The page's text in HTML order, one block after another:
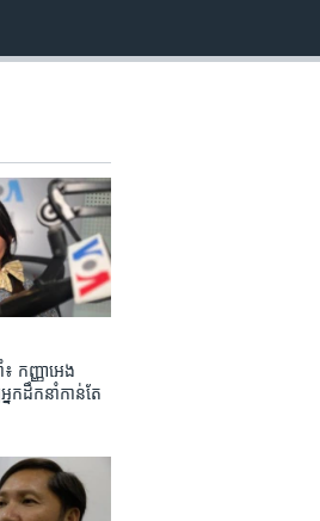
កញ្ញា​អេង
កដឹកនាំ​កាន់តែ​